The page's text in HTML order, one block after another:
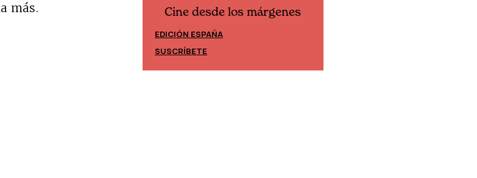
más.
desde los márgenes Cine desde los márgenes
EDICIÓN ESPAÑA
SUSCRÍBETE